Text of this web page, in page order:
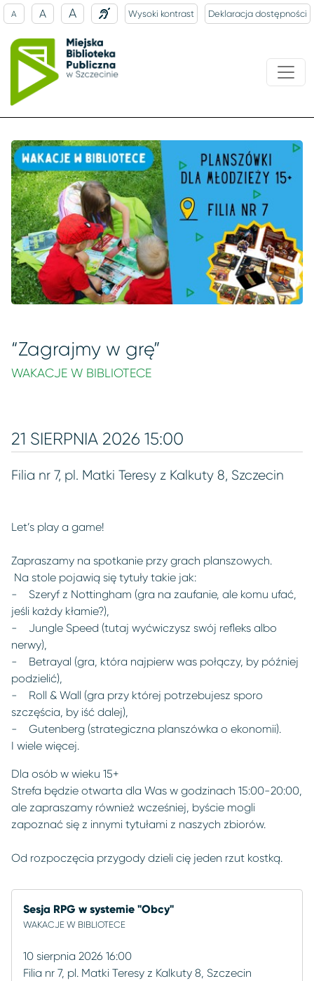
A A A Wysoki kontrast Deklaracja dostępności
“Zagrajmy w grę”
WAKACJE W BIBLIOTECE
21 SIERPNIA 2026 15:00
Filia nr 7, pl. Matki Teresy z Kalkuty 8, Szczecin
Let’s play a game!
Zapraszamy na spotkanie przy grach planszowych.
Na stole pojawią się tytuły takie jak:
- Szeryf z Nottingham (gra na zaufanie, ale komu ufać,
jeśli każdy kłamie?),
- Jungle Speed (tutaj wyćwiczysz swój refleks albo
nerwy),
- Betrayal (gra, która najpierw was połączy, by później
podzielić),
- Roll & Wall (gra przy której potrzebujesz sporo
szczęścia, by iść dalej),
- Gutenberg (strategiczna planszówka o ekonomii).
I wiele więcej.
Dla osób w wieku 15+
Strefa będzie otwarta dla Was w godzinach 15:00-20:00,
ale zapraszamy również wcześniej, byście mogli
zapoznać się z innymi tytułami z naszych zbiorów.
Od rozpoczęcia przygody dzieli cię jeden rzut kostką.
Sesja RPG w systemie "Obcy"
WAKACJE W BIBLIOTECE
10 sierpnia 2026 16:00
Filia nr 7, pl. Matki Teresy z Kalkuty 8, Szczecin